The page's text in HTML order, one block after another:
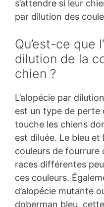
s’attendre si leur
par dilution des
Qu’est-ce que
dilution de la
chien ?
L’alopécie par
est un type de perte
touche les chiens
est diluée. Le bleu
couleurs de fourrure
races différentes
ces couleurs.
d’alopécie mutante
doberman bleu,